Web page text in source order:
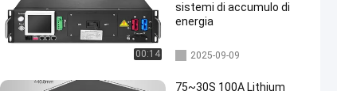
00:14
sistemi di accumulo di
energia
bms ad alta tensione
2025-09-09
75~30S 100A Lithium